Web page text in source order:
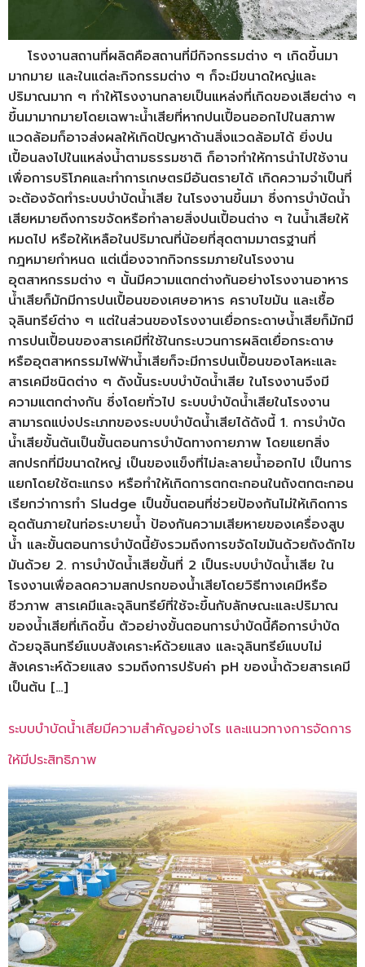
โรงงานสถานที่ผลิตคือสถานที่มีกิจกรรมต่าง ๆ เกิดขึ้นมา
มากมาย และในแต่ละกิจกรรมต่าง ๆ ก็จะมีขนาดใหญ่และ
ปริมาณมาก ๆ ทำให้โรงงานกลายเป็นแหล่งที่เกิดของเสียต่าง ๆ
ขึ้นมามากมายโดยเฉพาะน้ำเสียที่หากปนเปื้อนออกไปในสภาพ
แวดล้อมก็อาจส่งผลให้เกิดปัญหาด้านสิ่งแวดล้อมได้ ยิ่งปน
เปื้อนลงไปในแหล่งน้ำตามธรรมชาติ ก็อาจทำให้การนำไปใช้งาน
เพื่อการบริโภคและทำการเกษตรมีอันตรายได้ เกิดความจำเป็นที่
จะต้องจัดทำระบบบำบัดน้ำเสีย ในโรงงานขึ้นมา ซึ่งการบำบัดน้ำ
เสียหมายถึงการขจัดหรือทำลายสิ่งปนเปื้อนต่าง ๆ ในน้ำเสียให้
หมดไป หรือให้เหลือในปริมาณที่น้อยที่สุดตามมาตรฐานที่
กฎหมายกำหนด แต่เนื่องจากกิจกรรมภายในโรงงาน
อุตสาหกรรมต่าง ๆ นั้นมีความแตกต่างกันอย่างโรงงานอาหาร
น้ำเสียก็มักมีการปนเปื้อนของเศษอาหาร คราบไขมัน และเชื้อ
จุลินทรีย์ต่าง ๆ แต่ในส่วนของโรงงานเยื่อกระดาษน้ำเสียก็มักมี
การปนเปื้อนของสารเคมีที่ใช้ในกระบวนการผลิตเยื่อกระดาษ
หรืออุตสาหกรรมไฟฟ้าน้ำเสียก็จะมีการปนเปื้อนของโลหะและ
สารเคมีชนิดต่าง ๆ ดังนั้นระบบบำบัดน้ำเสีย ในโรงงานจึงมี
ความแตกต่างกัน ซึ่งโดยทั่วไป ระบบบำบัดน้ำเสียในโรงงาน
สามารถแบ่งประเภทของระบบบำบัดน้ำเสียได้ดังนี้ 1. การบำบัด
น้ำเสียขั้นต้นเป็นขั้นตอนการบำบัดทางกายภาพ โดยแยกสิ่ง
สกปรกที่มีขนาดใหญ่ เป็นของแข็งที่ไม่ละลายน้ำออกไป เป็นการ
แยกโดยใช้ตะแกรง หรือทำให้เกิดการตกตะกอนในถังตกตะกอน
เรียกว่าการทำ Sludge เป็นขั้นตอนที่ช่วยป้องกันไม่ให้เกิดการ
อุดตันภายในท่อระบายน้ำ ป้องกันความเสียหายของเครื่องสูบ
น้ำ และขั้นตอนการบำบัดนี้ยังรวมถึงการขจัดไขมันด้วยถังดักไข
มันด้วย 2. การบําบัดน้ำเสียขั้นที่ 2 เป็นระบบบำบัดน้ำเสีย ใน
โรงงานเพื่อลดความสกปรกของน้ําเสียโดยวิธีทางเคมีหรือ
ชีวภาพ สารเคมีและจุลินทรีย์ที่ใช้จะขึ้นกับลักษณะและปริมาณ
ของน้ำเสียที่เกิดขึ้น ตัวอย่างขั้นตอนการบำบัดนี้คือการบำบัด
ด้วยจุลินทรีย์แบบสังเคราะห์ด้วยแสง และจุลินทรีย์แบบไม่
สังเคราะห์ด้วยแสง รวมถึงการปรับค่า pH ของน้ำด้วยสารเคมี
เป็นต้น […]
ระบบบำบัดน้ำเสียมีความสำคัญอย่างไร และแนวทางการจัดการ
ให้มีประสิทธิภาพ